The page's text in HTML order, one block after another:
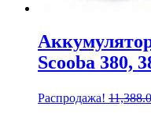
Scooba 380,
Распродажа!